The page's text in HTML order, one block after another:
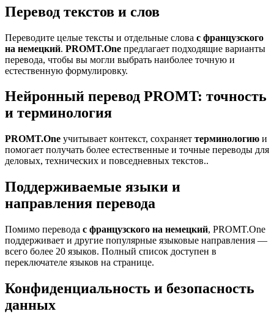
Перевод текстов и слов
Переводите целые тексты и отдельные слова с французского
на немецкий. PROMT.One предлагает подходящие варианты
перевода, чтобы вы могли выбрать наиболее точную и
естественную формулировку.
Нейронный перевод PROMT: точность
и терминология
PROMT.One учитывает контекст, сохраняет терминологию и
помогает получать более естественные и точные переводы для
деловых, технических и повседневных текстов..
Поддерживаемые языки и
направления перевода
Помимо перевода с французского на немецкий, PROMT.One
поддерживает и другие популярные языковые направления —
всего более 20 языков. Полный список доступен в
переключателе языков на странице.
Конфиденциальность и безопасность
данных